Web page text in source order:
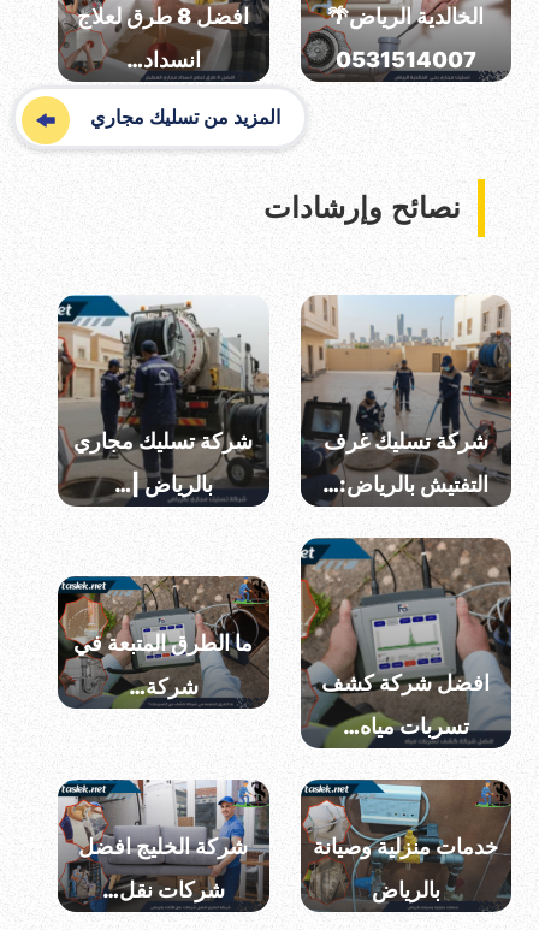
الخالدية الرياض🌴
0531514007
افضل 8 طرق لعلاج
انسداد…
المزيد من تسليك مجاري
نصائح وإرشادات
شركة تسليك غرف
التفتيش بالرياض:…
شركة تسليك مجاري
بالرياض |…
افضل شركة كشف
تسربات مياه…
ما الطرق المتبعة في
شركة…
خدمات منزلية وصيانة
بالرياض
شركة الخليج افضل
شركات نقل…